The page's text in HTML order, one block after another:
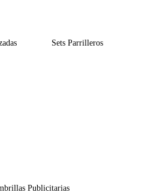
Sets Parrilleros
Publicitarias